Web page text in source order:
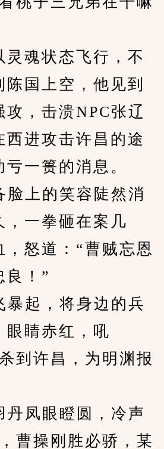
魂状态飞行，不
国上空，他见到
，击溃NPC张辽
西进攻击许昌的途
一篑的消息。
上的笑容陡然消
，一拳砸在案几
，怒道：“曹贼忘恩
良！”
起，将身边的兵
眼睛赤红，吼
到许昌，为明渊报
凤眼瞪圆，冷声
曹操刚胜必骄，某